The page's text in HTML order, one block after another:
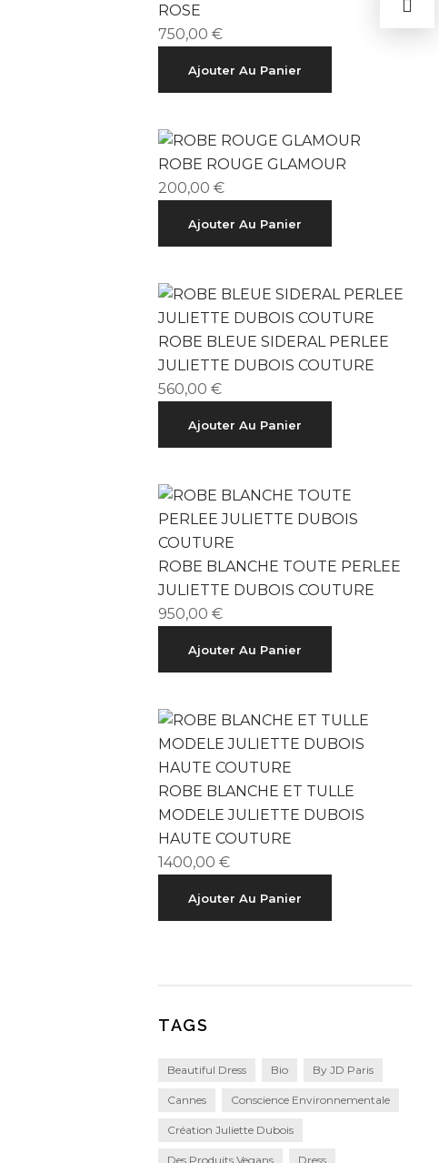
ROSE
750,00 €
Ajouter Au Panier
ROBE ROUGE GLAMOUR
200,00 €
Ajouter Au Panier
ROBE BLEUE SIDERAL PERLEE
JULIETTE DUBOIS COUTURE
560,00 €
Ajouter Au Panier
ROBE BLANCHE TOUTE PERLEE
JULIETTE DUBOIS COUTURE
950,00 €
Ajouter Au Panier
ROBE BLANCHE ET TULLE
MODELE JULIETTE DUBOIS
HAUTE COUTURE
1400,00 €
Ajouter Au Panier
TAGS
Beautiful Dress Bio By JD Paris
Cannes Conscience Environnementale
Création Juliette Dubois
Des Produits Vegans Dress